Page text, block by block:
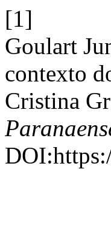
[1]
Goulart
contexto
Cristina